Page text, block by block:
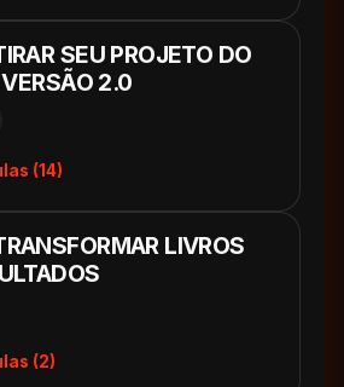
SEU PROJETO DO
2.0
(14)
LIVROS
(2)